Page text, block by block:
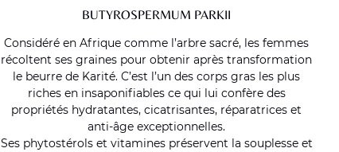
BUTYROSPERMUM PARKII
Considéré en Afrique comme l’arbre sacré, les femmes
récoltent ses graines pour obtenir après transformation
le beurre de Karité. C’est l’un des corps gras les plus
riches en insaponifiables ce qui lui confère des
propriétés hydratantes, cicatrisantes, réparatrices et
anti-âge exceptionnelles.
Ses phytostérols et vitamines préservent la souplesse et